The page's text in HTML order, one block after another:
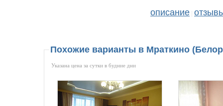
описание
Похожие варианты в Мраткино
Указана цена за сутки в будние дни